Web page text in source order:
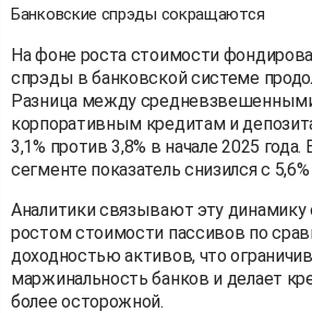
Банковские спрэды сокращаются
На фоне роста стоимости
спрэды в банковской системе
Разница между
корпоративным кредитам и
3,1% против 3,8% в начале 2025
сегменте показатель снизился с 5,6%
Аналитики связывают эту
ростом стоимости пассивов по
доходностью активов, что
маржинальность банков и делает
более осторожной.